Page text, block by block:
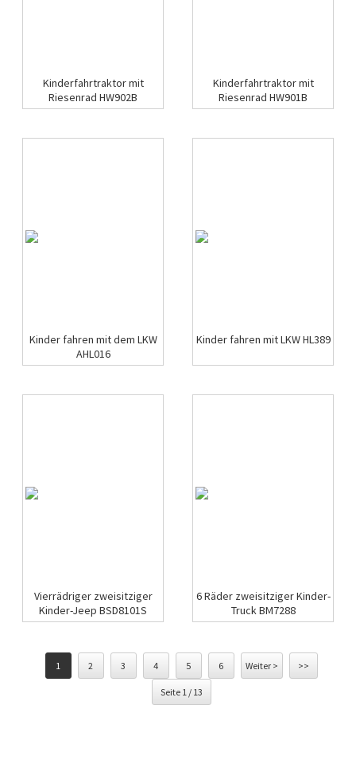
Kinderfahrtraktor mit
Riesenrad HW902B
Kinderfahrtraktor mit
Riesenrad HW901B
Kinder fahren mit dem LKW
AHL016
Kinder fahren mit LKW HL389
Vierrädriger zweisitziger
Kinder-Jeep BSD8101S
6 Räder zweisitziger Kinder-
Truck BM7288
1 2 3 4 5 6 Weiter > >>
Seite 1 / 13